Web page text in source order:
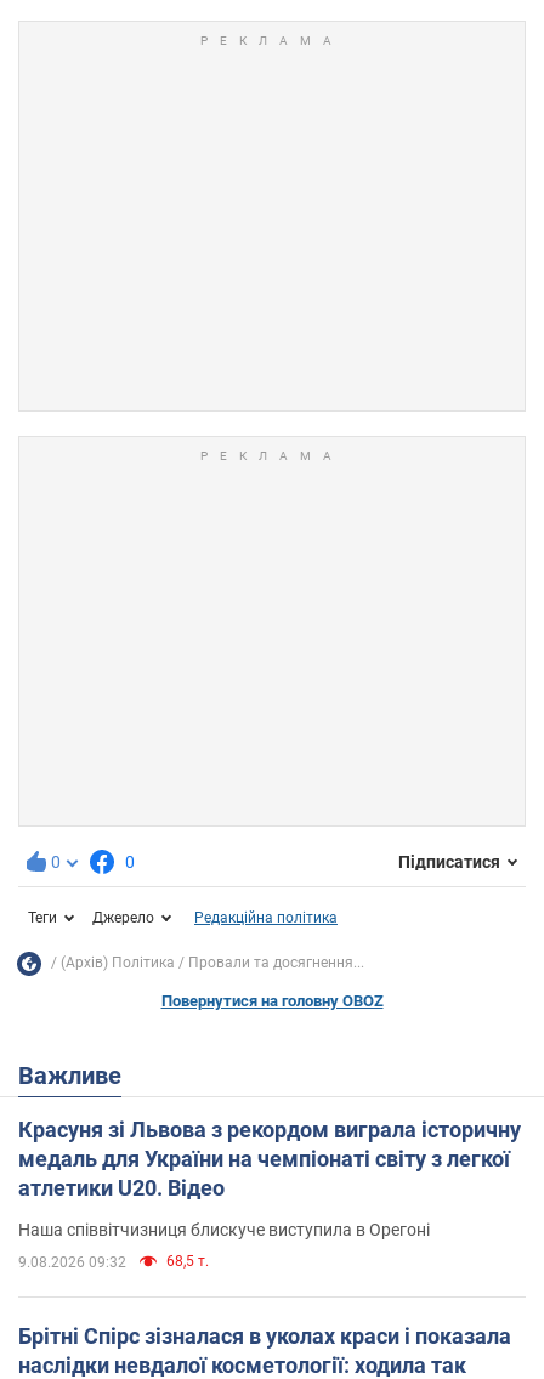
0 0 Підписатися
Теги Джерело Редакційна політика
(Архів) Політика Провали та досягнення...
Повернутися на головну OBOZ
Важливе
Красуня зі Львова з рекордом виграла історичну
медаль для України на чемпіонаті світу з легкої
атлетики U20. Відео
Наша співвітчизниця блискуче виступила в Орегоні
9.08.2026 09:32 68,5 т.
Брітні Спірс зізналася в уколах краси і показала
наслідки невдалої косметології: ходила так